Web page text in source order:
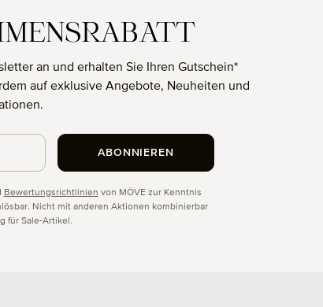
an und erhalten Sie Ihren Gutschein*
auf exklusive Angebote, Neuheiten und
Bewertungsrichtlinien von MÖVE zur Kenntnis
Nicht mit anderen Aktionen kombinierbar
für Sale-Artikel.
ABONNIEREN